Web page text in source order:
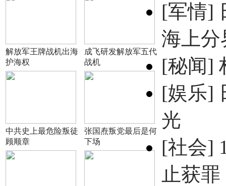
解放军王牌战机出海
护海权
成飞研发解放军五代
战机
中共史上最危险叛徒
顾顺章
张国焘叛党最后是何
下场
[军情]
海上分
[秘闻]
[娱乐]
光
[社会]
止获罪